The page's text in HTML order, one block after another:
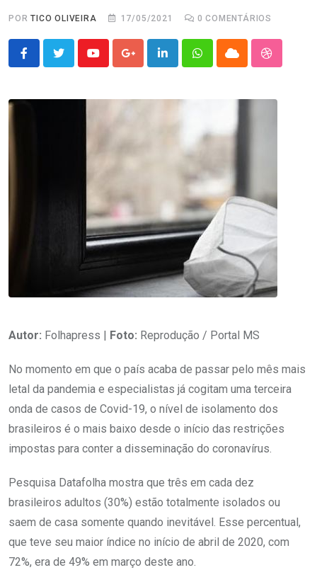
PORTICO OLIVEIRA 17/05/2021 0 COMENTÁRIOS
YoutubeGoogle+LinkedInWhatsappCloud
Autor: Folhapress | Foto: Reprodução / Portal MS
No momento em que o país acaba de passar pelo mês mais
letal da pandemia e especialistas já cogitam uma terceira
onda de casos de Covid-19, o nível de isolamento dos
brasileiros é o mais baixo desde o início das restrições
impostas para conter a disseminação do coronavírus.
Pesquisa Datafolha mostra que três em cada dez
brasileiros adultos (30%) estão totalmente isolados ou
saem de casa somente quando inevitável. Esse percentual,
que teve seu maior índice no início de abril de 2020, com
72%, era de 49% em março deste ano.